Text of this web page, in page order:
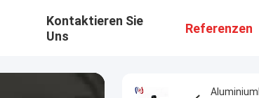
Kontaktieren Sie
Uns
Referenzen